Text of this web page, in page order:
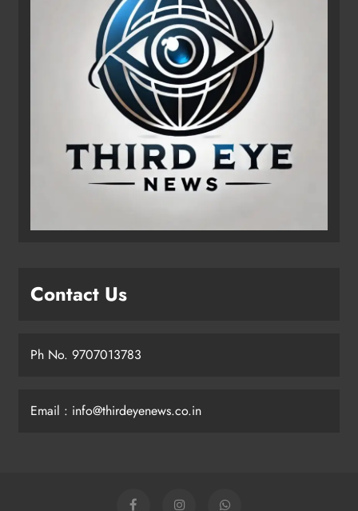
Contact Us
Ph No. 9707013783
Email : info@thirdeyenews.co.in